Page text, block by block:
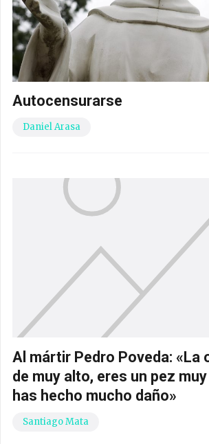
Autocensurarse
Daniel Arasa
Al mártir Pedro Poveda: «La
de muy alto, eres un pez
has hecho mucho daño»
Santiago Mata